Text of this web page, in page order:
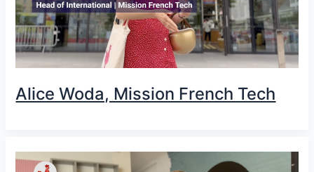
Alice Woda, Mission French Tech